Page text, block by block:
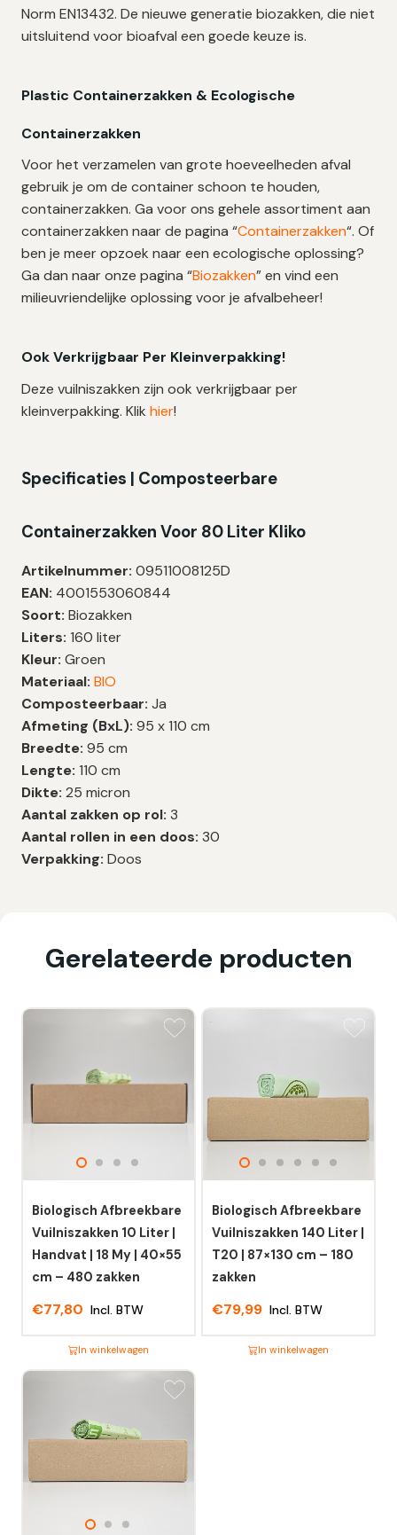
Norm EN13432. De nieuwe generatie biozakken, die niet
uitsluitend voor bioafval een goede keuze is.
Plastic Containerzakken & Ecologische
Containerzakken
Voor het verzamelen van grote hoeveelheden afval
gebruik je om de container schoon te houden,
containerzakken. Ga voor ons gehele assortiment aan
containerzakken naar de pagina “Containerzakken“. Of
ben je meer opzoek naar een ecologische oplossing?
Ga dan naar onze pagina “Biozakken” en vind een
milieuvriendelijke oplossing voor je afvalbeheer!
Ook Verkrijgbaar Per Kleinverpakking!
Deze vuilniszakken zijn ook verkrijgbaar per
kleinverpakking. Klik hier!
Specificaties | Composteerbare
Containerzakken Voor 80 Liter Kliko
Artikelnummer: 09511008125D
EAN: 4001553060844
Soort: Biozakken
Liters: 160 liter
Kleur: Groen
Materiaal: BIO
Composteerbaar: Ja
Afmeting (BxL): 95 x 110 cm
Breedte: 95 cm
Lengte: 110 cm
Dikte: 25 micron
Aantal zakken op rol: 3
Aantal rollen in een doos: 30
Verpakking: Doos
Gerelateerde producten
Biologisch Afbreekbare
Vuilniszakken 10 Liter |
Handvat | 18 My | 40×55
cm – 480 zakken
€77,80 Incl. BTW
In winkelwagen
Dit
meerdere
variaties.
Deze
Biologisch Afbreekbare
Vuilniszakken 140 Liter |
T20 | 87×130 cm – 180
zakken
€79,99 Incl. BTW
In winkelwagen